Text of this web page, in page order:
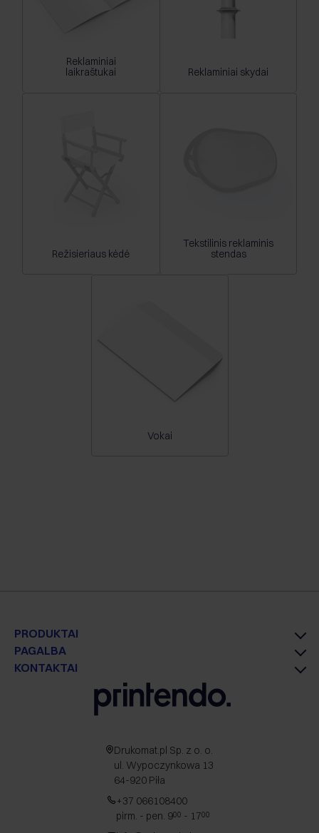
Reklaminiai
laikraštukai
Reklaminiai skydai
Režisieriaus kėdė
Tekstilinis reklaminis
stendas
Vokai
PRODUKTAI
PAGALBA
KONTAKTAI
Drukomat.pl Sp. z o. o.
ul. Wypoczynkowa 13
64-920 Piła
+37 066108400
pirm. - pen. 900 - 1700